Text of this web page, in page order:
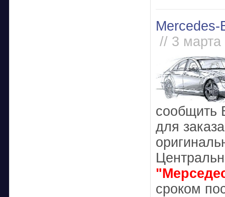
Mercedes-
// 3 марта
сообщить
для
сроком